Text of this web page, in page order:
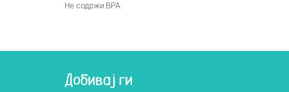
Не содржи BPA.
Добивај ги